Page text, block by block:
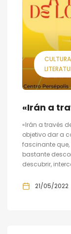
CULTURA
«Irán a través
objetivo dar a
fascinante
bastante
descubrir,
21/05/2022